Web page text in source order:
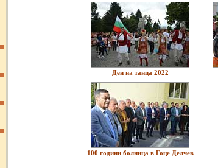
Ден на танца 2022
100 години болница в Гоце Делчев